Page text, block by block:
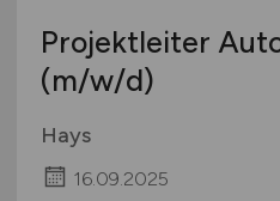
Projektleiter
(m/w/d)
Hays
16.09.2025